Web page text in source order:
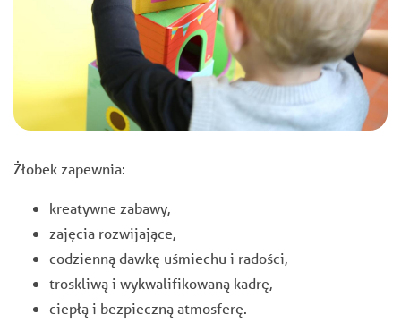
Żłobek zapewnia:
kreatywne zabawy,
zajęcia rozwijające,
codzienną dawkę uśmiechu i radości,
troskliwą i wykwalifikowaną kadrę,
ciepłą i bezpieczną atmosferę.